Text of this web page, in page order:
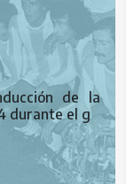
de la
durante el g